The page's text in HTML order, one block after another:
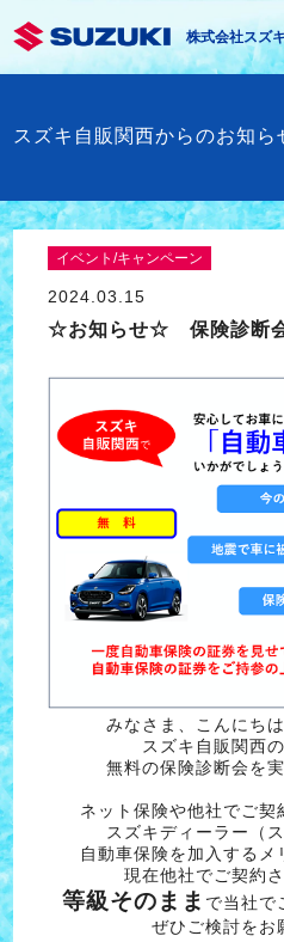
株式会社スズ
スズキ自販関西からのお知ら
イベント/キャンペーン
2024.03.15
☆お知らせ☆ 保険診断
みなさま、こんにち
スズキ自販関西
無料の保険診断会を
ネット保険や他社でご契
スズキディーラー（
自動車保険を加入するメ
現在他社でご契約
等級そのまま で当社で
ぜひご検討をお